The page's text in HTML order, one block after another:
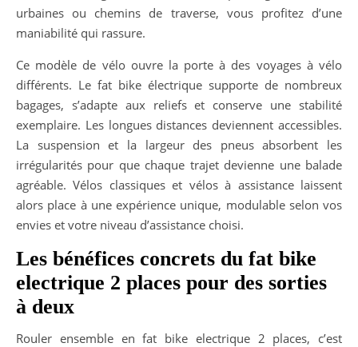
urbaines ou chemins de traverse, vous profitez d’une
maniabilité qui rassure.
Ce modèle de vélo ouvre la porte à des voyages à vélo
différents. Le fat bike électrique supporte de nombreux
bagages, s’adapte aux reliefs et conserve une stabilité
exemplaire. Les longues distances deviennent accessibles.
La suspension et la largeur des pneus absorbent les
irrégularités pour que chaque trajet devienne une balade
agréable. Vélos classiques et vélos à assistance laissent
alors place à une expérience unique, modulable selon vos
envies et votre niveau d’assistance choisi.
Les bénéfices concrets du fat bike
electrique 2 places pour des sorties
à deux
Rouler ensemble en fat bike electrique 2 places, c’est